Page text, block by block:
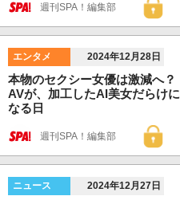
週刊SPA！編集部
エンタメ 2024年12月28日
本物のセクシー女優は激減へ？
AVが、加工したAI美女だらけに
なる日
週刊SPA！編集部
ニュース 2024年12月27日